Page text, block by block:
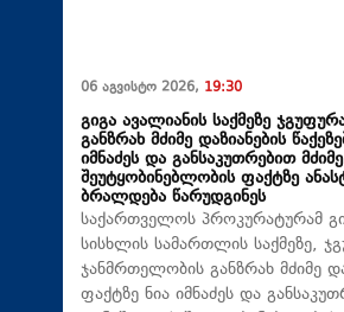
06 აგვისტო 2026, 19:30
გიგა ავალიანის საქმეზე
განზრახ მძიმე დაზიანების
იმნაძეს და განსაკუთრებით
შეუტყობინებლობის ფაქტზე
ბრალდება წარუდგინეს
საქართველოს პროკურატურამ
სისხლის სამართლის საქმეზე,
ჯანმრთელობის განზრახ მძიმე
ფაქტზე ნია იმნაძეს და